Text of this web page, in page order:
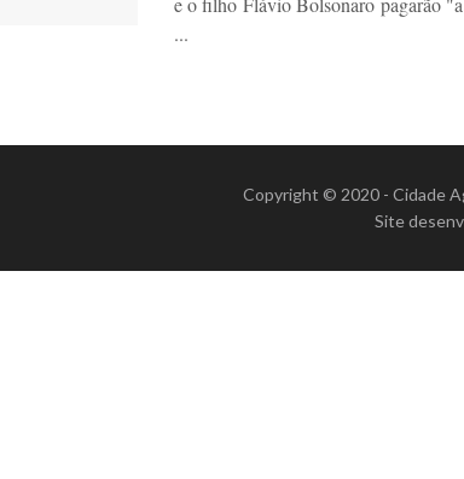
...
Copyright © 2020 - Cidade
Site